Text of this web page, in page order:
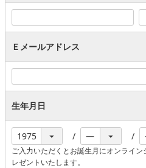
Ｅメールアドレス
生年月日
ご入力いただくとお誕生月にオンライ
レゼントいたします。